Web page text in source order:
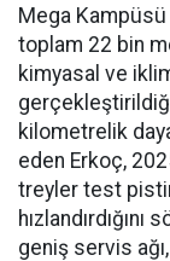
Mega Kampü­sü
toplam 22 bin
kimyasal ve
kilometrelik
eden Er­koç,
treyler test
hızlandırdığını
geniş ser­vis